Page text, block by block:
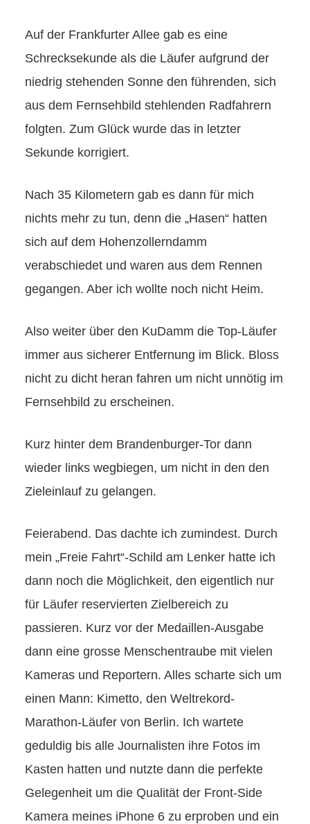
Auf der Frankfurter Allee gab es eine
Schrecksekunde als die Läufer aufgrund der
niedrig stehenden Sonne den führenden, sich
aus dem Fernsehbild stehlenden Radfahrern
folgten. Zum Glück wurde das in letzter
Sekunde korrigiert.
Nach 35 Kilometern gab es dann für mich
nichts mehr zu tun, denn die „Hasen“ hatten
sich auf dem Hohenzollerndamm
verabschiedet und waren aus dem Rennen
gegangen. Aber ich wollte noch nicht Heim.
Also weiter über den KuDamm die Top-Läufer
immer aus sicherer Entfernung im Blick. Bloss
nicht zu dicht heran fahren um nicht unnötig im
Fernsehbild zu erscheinen.
Kurz hinter dem Brandenburger-Tor dann
wieder links wegbiegen, um nicht in den den
Zieleinlauf zu gelangen.
Feierabend. Das dachte ich zumindest. Durch
mein „Freie Fahrt“-Schild am Lenker hatte ich
dann noch die Möglichkeit, den eigentlich nur
für Läufer reservierten Zielbereich zu
passieren. Kurz vor der Medaillen-Ausgabe
dann eine grosse Menschentraube mit vielen
Kameras und Reportern. Alles scharte sich um
einen Mann: Kimetto, den Weltrekord-
Marathon-Läufer von Berlin. Ich wartete
geduldig bis alle Journalisten ihre Fotos im
Kasten hatten und nutzte dann die perfekte
Gelegenheit um die Qualität der Front-Side
Kamera meines iPhone 6 zu erproben und ein